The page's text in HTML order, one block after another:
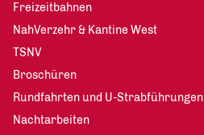
Freizeitbahnen
NahVerzehr & Kantine West
TSNV
Broschüren
Rundfahrten und U-Strabführungen
Nachtarbeiten